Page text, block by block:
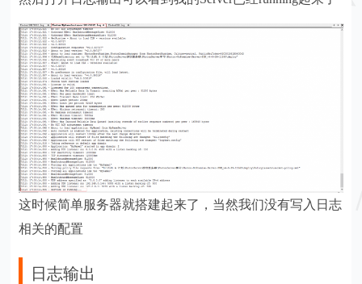
这时候简单服务器就搭建起来了，当然我们没有写入日志
相关的配置
日志输出